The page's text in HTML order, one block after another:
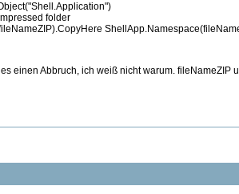
folder
einen Abbruch, ich weiß nicht warum.